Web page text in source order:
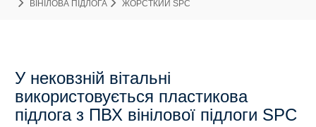
ВІНІЛОВА ПІДЛОГА ЖОРСТКИЙ SPC
У нековзній вітальні
використовується пластикова
підлога з ПВХ вінілової підлоги SPC